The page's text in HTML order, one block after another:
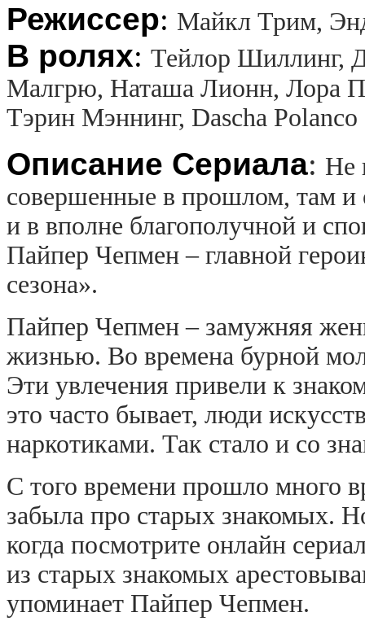
Режиссер: Майкл Трим,
В ролях: Тейлор Шиллинг,
Малгрю, Наташа Лионн, Лора
Тэрин Мэннинг, Dascha Polanco
Описание Сериала: Не
совершенные в прошлом, там и
и в вполне благополучной и
Пайпер Чепмен – главной
сезона».
Пайпер Чепмен – замужняя
жизнью. Во времена бурной
Эти увлечения привели к
это часто бывает, люди
наркотиками. Так стало и со
С того времени прошло много
забыла про старых знакомых.
когда посмотрите онлайн
из старых знакомых
упоминает Пайпер Чепмен.